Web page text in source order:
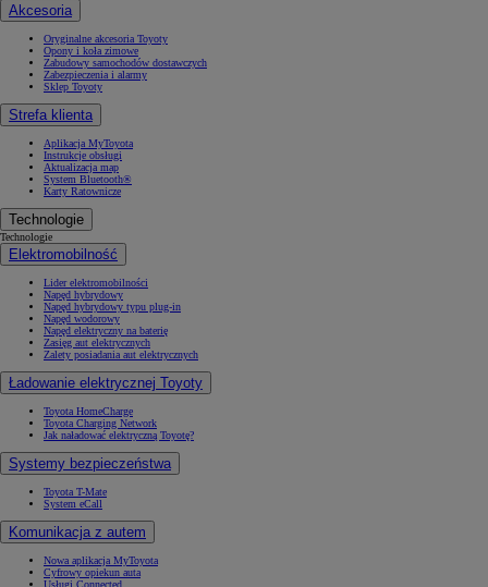
Akcesoria
Oryginalne akcesoria Toyoty
Opony i koła zimowe
Zabudowy samochodów dostawczych
Zabezpieczenia i alarmy
Sklep Toyoty
Strefa klienta
Aplikacja MyToyota
Instrukcje obsługi
Aktualizacja map
System Bluetooth®
Karty Ratownicze
Technologie
Technologie
Elektromobilność
Lider elektromobilności
Napęd hybrydowy
Napęd hybrydowy typu plug-in
Napęd wodorowy
Napęd elektryczny na baterię
Zasięg aut elektrycznych
Zalety posiadania aut elektrycznych
Ładowanie elektrycznej Toyoty
Toyota HomeCharge
Toyota Charging Network
Jak naładować elektryczną Toyotę?
Systemy bezpieczeństwa
Toyota T-Mate
System eCall
Komunikacja z autem
Nowa aplikacja MyToyota
Cyfrowy opiekun auta
Usługi Connected